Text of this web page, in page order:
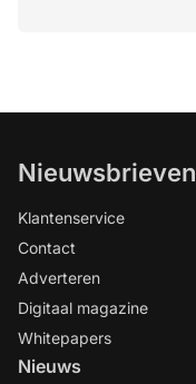
Nieuwsbrieven
Klantenservice
Contact
Adverteren
Digitaal magazine
Whitepapers
Nieuws